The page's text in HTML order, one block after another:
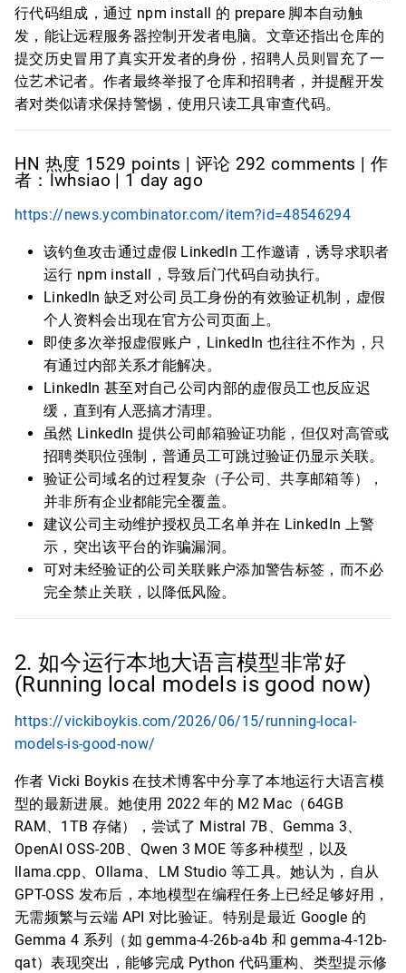
行代码组成，通过 npm install 的 prepare 脚本自动触
发，能让远程服务器控制开发者电脑。文章还指出仓库的
提交历史冒用了真实开发者的身份，招聘人员则冒充了一
位艺术记者。作者最终举报了仓库和招聘者，并提醒开发
者对类似请求保持警惕，使用只读工具审查代码。
HN 热度 1529 points | 评论 292 comments | 作
者：lwhsiao | 1 day ago
https://news.ycombinator.com/item?id=48546294
该钓鱼攻击通过虚假 LinkedIn 工作邀请，诱导求职者
运行 npm install，导致后门代码自动执行。
LinkedIn 缺乏对公司员工身份的有效验证机制，虚假
个人资料会出现在官方公司页面上。
即使多次举报虚假账户，LinkedIn 也往往不作为，只
有通过内部关系才能解决。
LinkedIn 甚至对自己公司内部的虚假员工也反应迟
缓，直到有人恶搞才清理。
虽然 LinkedIn 提供公司邮箱验证功能，但仅对高管或
招聘类职位强制，普通员工可跳过验证仍显示关联。
验证公司域名的过程复杂（子公司、共享邮箱等），
并非所有企业都能完全覆盖。
建议公司主动维护授权员工名单并在 LinkedIn 上警
示，突出该平台的诈骗漏洞。
可对未经验证的公司关联账户添加警告标签，而不必
完全禁止关联，以降低风险。
2. 如今运行本地大语言模型非常好
(Running local models is good now)
https://vickiboykis.com/2026/06/15/running-local-
models-is-good-now/
作者 Vicki Boykis 在技术博客中分享了本地运行大语言模
型的最新进展。她使用 2022 年的 M2 Mac（64GB
RAM、1TB 存储），尝试了 Mistral 7B、Gemma 3、
OpenAI OSS-20B、Qwen 3 MOE 等多种模型，以及
llama.cpp、Ollama、LM Studio 等工具。她认为，自从
GPT-OSS 发布后，本地模型在编程任务上已经足够好用，
无需频繁与云端 API 对比验证。特别是最近 Google 的
Gemma 4 系列（如 gemma-4-26b-a4b 和 gemma-4-12b-
qat）表现突出，能够完成 Python 代码重构、类型提示修